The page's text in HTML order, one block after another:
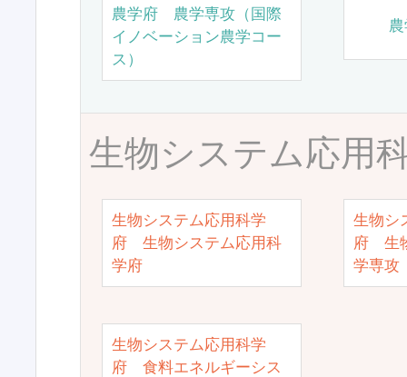
農学府 農学専攻（国際
イノベーション農学コー
ス）
生物システム応用
生物システム応用科学
府 生物システム応用科
学府
生物シ
府 生
学専攻
生物システム応用科学
府 食料エネルギーシス